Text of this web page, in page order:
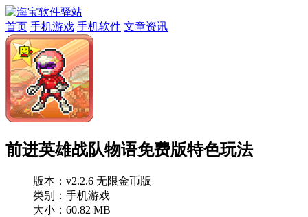
首页 手机游戏 手机软件 文章资讯
前进英雄战队物语免费版特色玩法
版本： v2.2.6 无限金币版
类别：手机游戏
大小：60.82 MB